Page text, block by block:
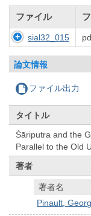
ファイル
sial32_015
論文情報
ファイル出力
タイトル
Śāriputra and the
Parallel to the Old
著者
著者名
Pinault,